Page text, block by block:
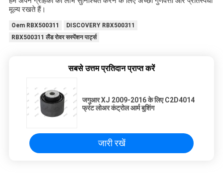
मूल्य रखते हैं।
Oem RBX500311
DISCOVERY RBX500311
RBX500311 लैंड रोवर सस्पेंशन पार्ट्स
सबसे उत्तम प्रतिदान प्राप्त करें
जगुआर XJ 2009-2016 के लिए C2D4014
फ्रंट लोअर कंट्रोल आर्म बुशिंग
जारी रखें